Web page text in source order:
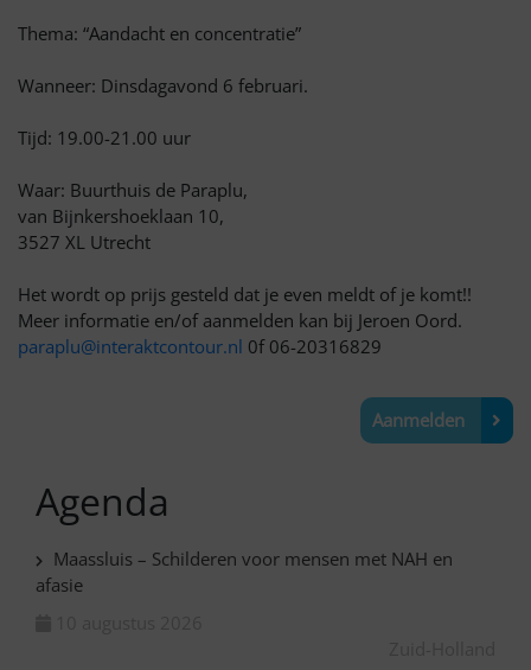
Thema: “Aandacht en concentratie”
Wanneer: Dinsdagavond 6 februari.
Tijd: 19.00-21.00 uur
Waar: Buurthuis de Paraplu,
van Bijnkershoeklaan 10,
3527 XL Utrecht
Het wordt op prijs gesteld dat je even meldt of je komt!!
Meer informatie en/of aanmelden kan bij Jeroen Oord.
paraplu@interaktcontour.nl 0f 06-20316829
Aanmelden
Agenda
Maassluis – Schilderen voor mensen met NAH en
afasie